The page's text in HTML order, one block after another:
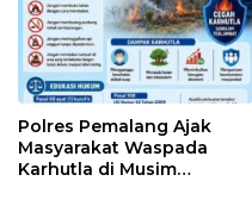
Polres Pemalang Ajak
Masyarakat Waspada
Karhutla di Musim